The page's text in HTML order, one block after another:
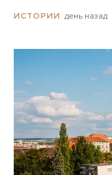
ИСТОРИИ день назад